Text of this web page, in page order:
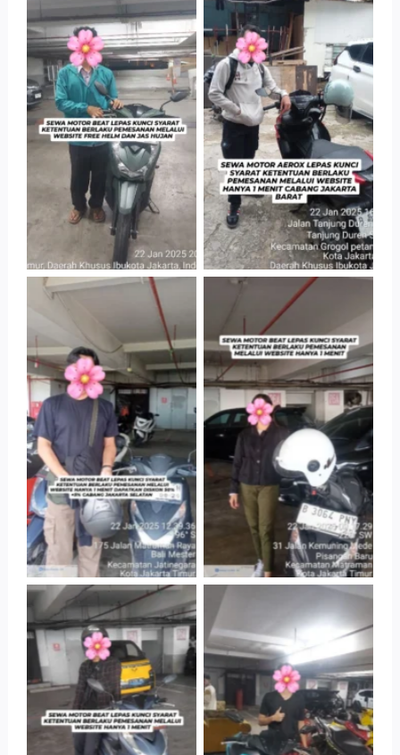
Tanpa Keterangan Tanpa Keterangan
Tanpa Keterangan Tanpa Keterangan
Tanpa Keterangan Tanpa Keterangan